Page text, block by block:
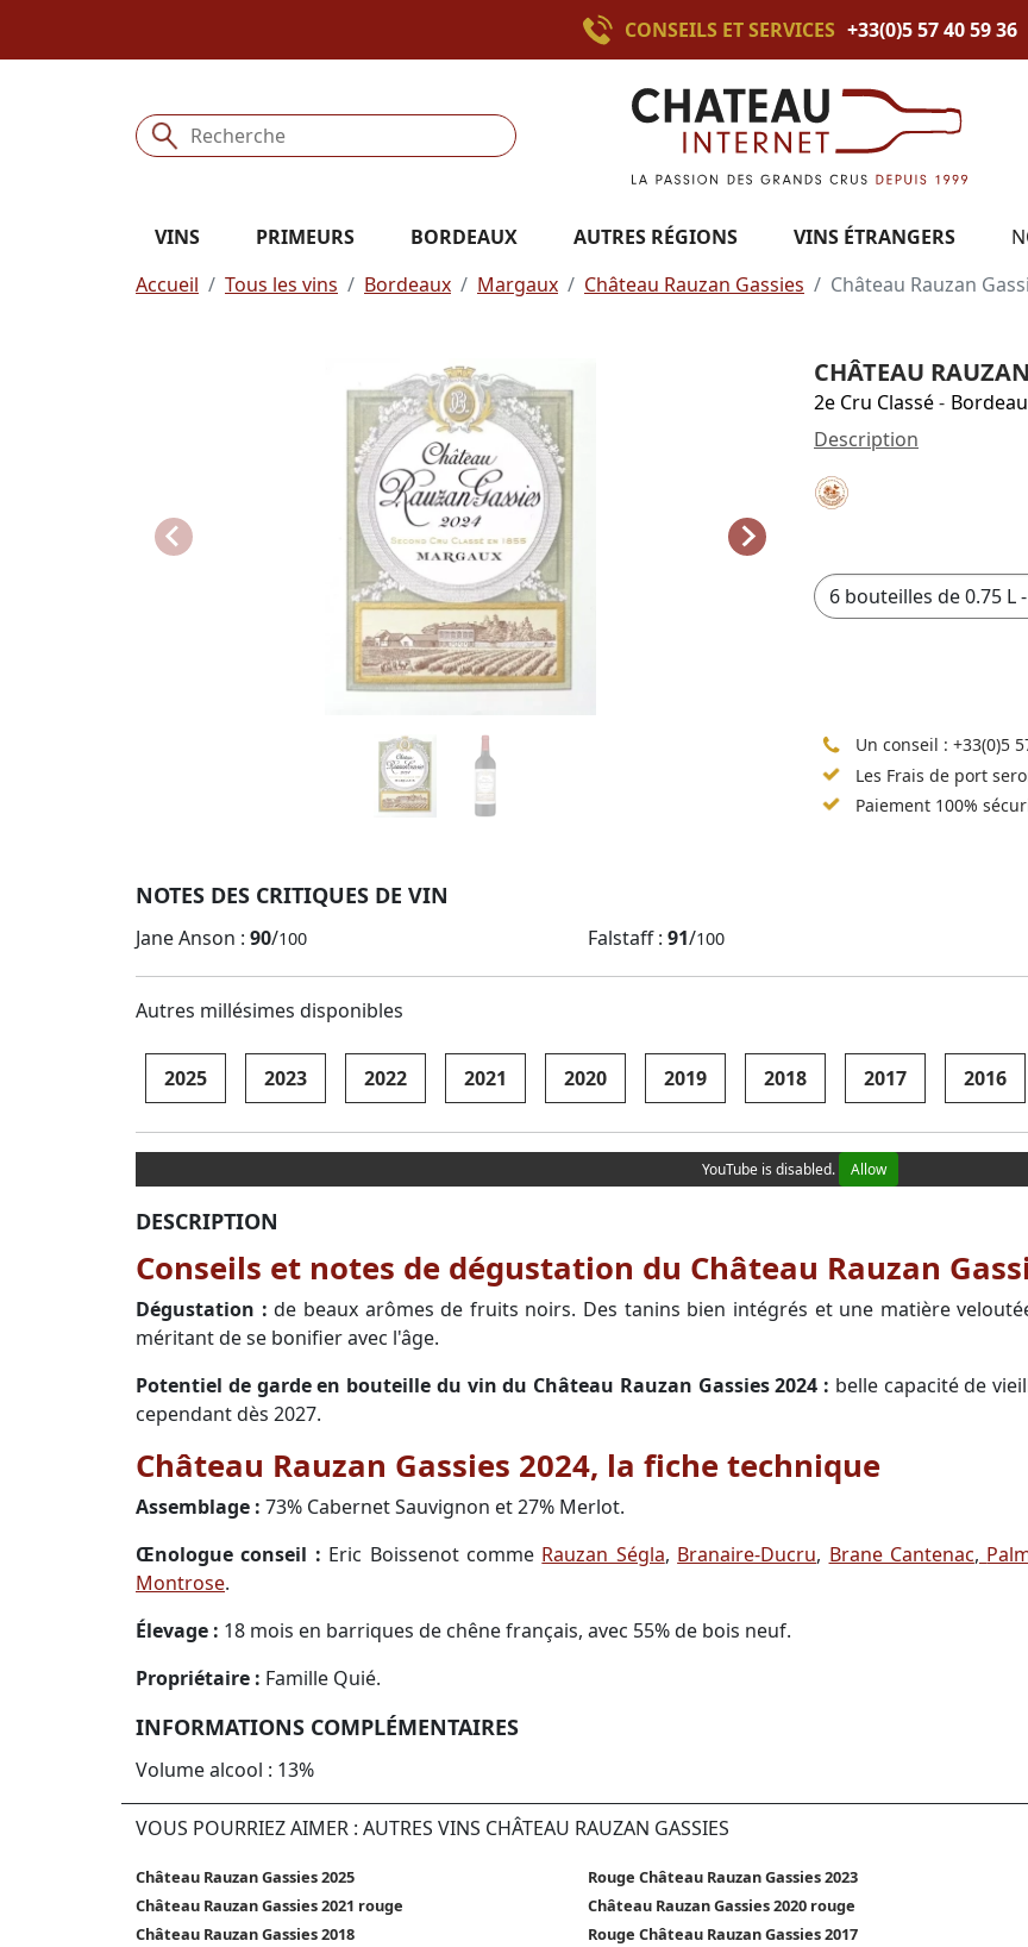
CONSEILS ET SERVICES +33(0)5 57 40 59 36
VINS PRIMEURS BORDEAUX AUTRES RÉGIONS VINS ÉTRANGERS
Accueil
Tous les vins Bordeaux Margaux Château Rauzan Gassies Château Rauzan
CHÂTEAU
2e Cru Classé-
Description
Un conseil : +33(0)5
Les Frais de port
Paiement 100%
NOTES DES CRITIQUES DE VIN
Jane Anson : 90/100 Falstaff : 91/100
Autres millésimes disponibles
2025 2023 2022 2021 2020 2019 2018 2017 2016
YouTube is disabled. Allow
DESCRIPTION
Conseils et notes de dégustation du Château Rauzan
Dégustation : de beaux arômes de fruits noirs. Des tanins bien intégrés et une matière
méritant de se bonifier avec l'âge.
Potentiel de garde en bouteille du vin du Château Rauzan Gassies 2024 : belle capacité de
cependant dès 2027.
Château Rauzan Gassies 2024, la fiche technique
Assemblage : 73% Cabernet Sauvignon et 27% Merlot.
Œnologue conseil : Eric Boissenot comme Rauzan Ségla, Branaire-Ducru, Brane Cantenac,
Montrose.
Élevage : 18 mois en barriques de chêne français, avec 55% de bois neuf.
Propriétaire : Famille Quié.
INFORMATIONS COMPLÉMENTAIRES
Volume alcool : 13%
VOUS POURRIEZ AIMER : AUTRES VINS CHÂTEAU RAUZAN GASSIES
Château Rauzan Gassies 2025 Rouge Château Rauzan Gassies 2023
Château Rauzan Gassies 2021 rouge
Château Rauzan Gassies 2020 rouge
Château Rauzan Gassies 2018
Rouge Château Rauzan Gassies 2017